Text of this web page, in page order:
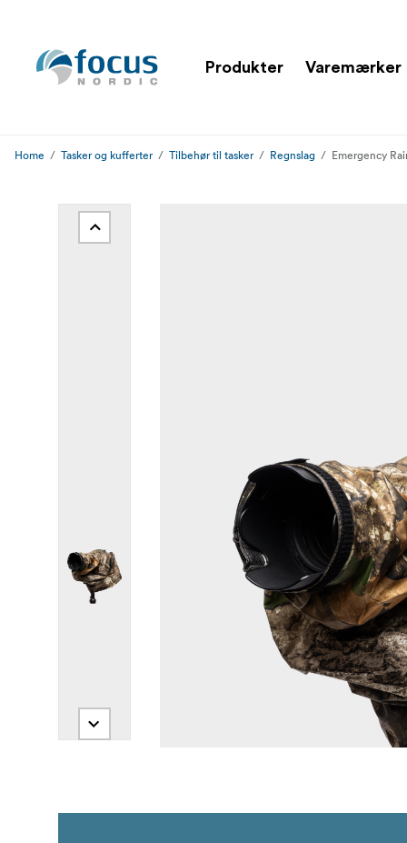
Produkter Varemærker
Home Tasker og kufferter Tilbehør til tasker Regnslag Emergency